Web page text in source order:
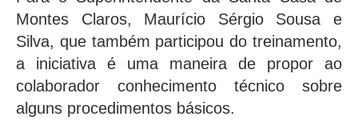
Montes Claros, Maurício Sérgio Sousa e
Silva, que também participou do treinamento,
a iniciativa é uma maneira de propor ao
colaborador conhecimento técnico sobre
alguns procedimentos básicos.